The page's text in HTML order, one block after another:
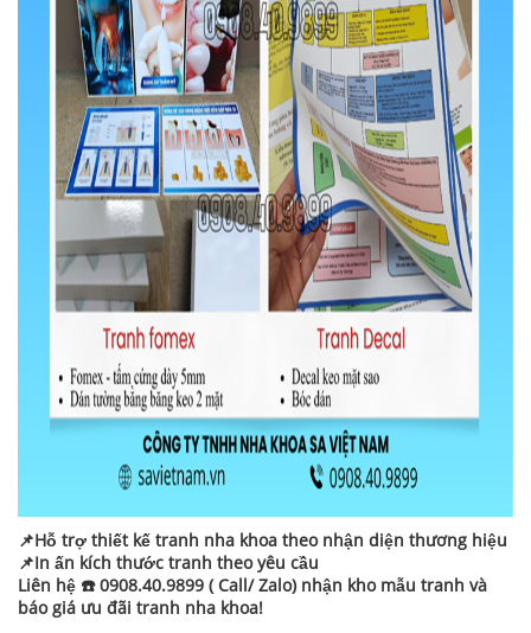
📌Hỗ trợ thiết kế tranh nha khoa theo nhận diện thương hiệu
📌In ấn kích thước tranh theo yêu cầu
Liên hệ ☎️ 0908.40.9899 ( Call/ Zalo) nhận kho mẫu tranh và
báo giá ưu đãi tranh nha khoa!